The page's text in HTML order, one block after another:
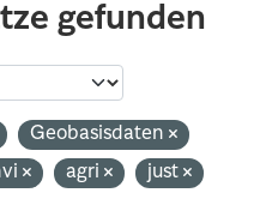
gefunden
Geobasisdaten
agri just